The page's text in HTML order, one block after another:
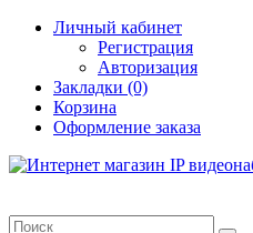
Личный кабинет
Регистрация
Авторизация
Закладки (0)
Корзина
Оформление заказа